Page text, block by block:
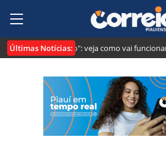
Últimas Notícias:
cria o "Pix Pensão": veja como vai funcionar